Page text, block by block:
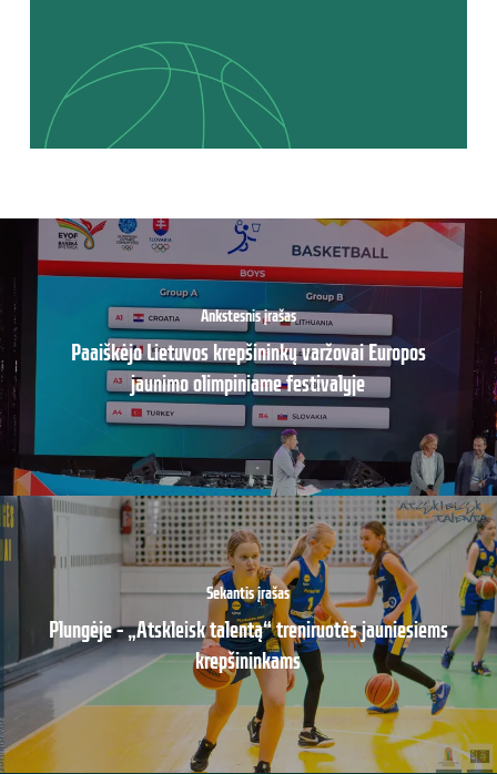
Ankstesnis įrašas
Paaiškėjo Lietuvos krepšininkų varžovai Europos
jaunimo olimpiniame festivalyje
Sekantis įrašas
Plungėje – „Atskleisk talentą“ treniruotės jauniesiems
krepšininkams